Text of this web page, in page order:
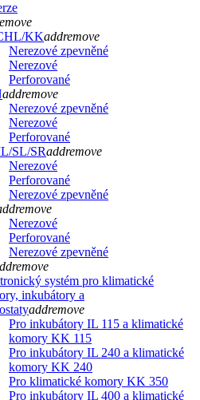
KKaddremove
Nerezové zpevněné
Nerezové
Perforované
addremove
Nerezové zpevněné
Nerezové
Perforované
SL/SRaddremove
Nerezové
Perforované
Nerezové zpevněné
remove
Nerezové
Perforované
Nerezové zpevněné
remove
systém pro klimatické
inkubátory a
addremove
Pro inkubátory IL 115 a klimatické
komory KK 115
Pro inkubátory IL 240 a klimatické
komory KK 240
Pro klimatické komory KK 350
Pro inkubátory IL 400 a klimatické